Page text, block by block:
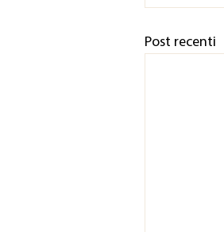
Post recenti